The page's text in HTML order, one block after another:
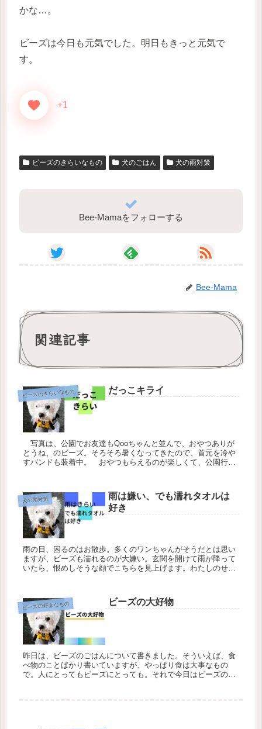
かな…。
ビーズは今日も元気でした。明日もきっと元気で
す。
+1
ビーズのきらいなもの 犬のごはん 犬の雨対策
Bee-Mamaをフォローする
Bee-Mama
関連記事
ビーズのきらいなもの だっこキライ
写真は、公園でお友達もQooちゃんと並んで、おやつありが
とうね、のビーズ。そろそろ暑くなってきたので、首元を冷や
すバンドも装着中。 おやつもらえるのが楽しくて、公園行っ
犬の雨対策
雨は嫌い、でも濡れタオルは
好き
雨の日、困るのはお散歩。多くのワンちゃんがそうだとは思い
ますが、ビーズも濡れるのが大嫌い。玄関を開けて雨が降って
いたら、恨めしそうな顔でこちらを見上げます。わたしのせい
ビーズの好きなもの ビーズの大好物
昨日は、ビーズのごはんについて書きました。そういえば、食
べ物のことばかり書いていますが、やっぱり食は大事なもの
で。人にとってもビーズにとっても。それで今日はビーズの大